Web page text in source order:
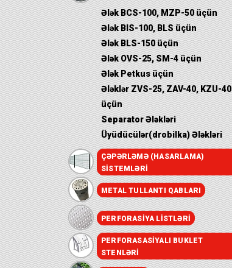
Ələk BCS-100, MZP-50 üçün
Ələk BIS-100, BLS üçün
Ələk BLS-150 üçün
Ələk OVS-25, SM-4 üçün
Ələk Petkus üçün
Ələklər ZVS-25, ZAV-40, KZU-40
üçün
Separator Ələkləri
Üyüdücülər(drobilka) Ələkləri
ÇƏPƏRLƏMƏ (HASARLAMA)
SISTEMLƏRI
METAL TULLANTI QABLARI
PERFORASIYA LISTLƏRI
PERFORASASIYALI BUKLET
STENLƏRI